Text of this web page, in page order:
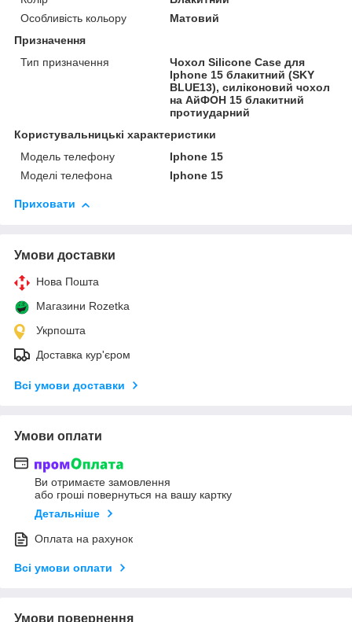
Особливість кольору
Матовий
Призначення
Тип призначення
Чохол Silicone Case для
Iphone 15 блакитний (SKY
BLUE13), силіконовий чохол
на АйФОН 15 блакитний
протиударний
Користувальницькі характеристики
Модель телефону
Iphone 15
Моделі телефона
Iphone 15
Приховати
Умови доставки
Нова Пошта
Магазини Rozetka
Укрпошта
Доставка кур'єром
Всі умови доставки
Умови оплати
Ви отримаєте замовлення
або гроші повернуться на вашу картку
Детальніше
Оплата на рахунок
Всі умови оплати
Умови повернення